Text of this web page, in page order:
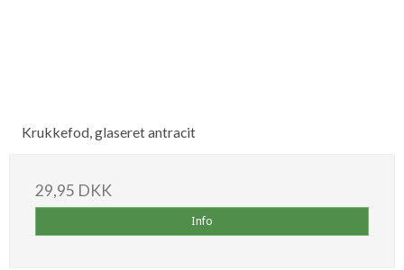
Krukkefod, glaseret antracit
29,95 DKK
Info